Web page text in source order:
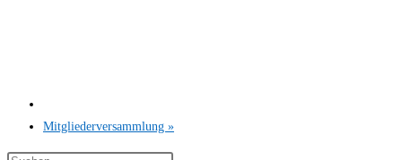
Mitgliederversammlung »